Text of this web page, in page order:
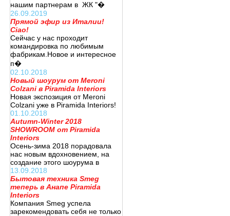
нашим партнерам в ЖК "�
26.09.2019
Прямой эфир из Италии!
Ciao!
Сейчас у нас проходит
командировка по любимым
фабрикам.Новое и интересное
п�
02.10.2018
Новый шоурум от Meroni
Colzani в Piramida Interiors
Новая экспозиция от Meroni
Colzani уже в Piramida Interiors!
01.10.2018
Autumn-Winter 2018
SHOWROOM от Piramida
Interiors
Осень-зима 2018 порадовала
нас новым вдохновением, на
создание этого шоурума в
13.09.2018
Бытовая техника Smeg
теперь в Анапе Piramida
Interiors
Компания Smeg успела
зарекомендовать себя не только